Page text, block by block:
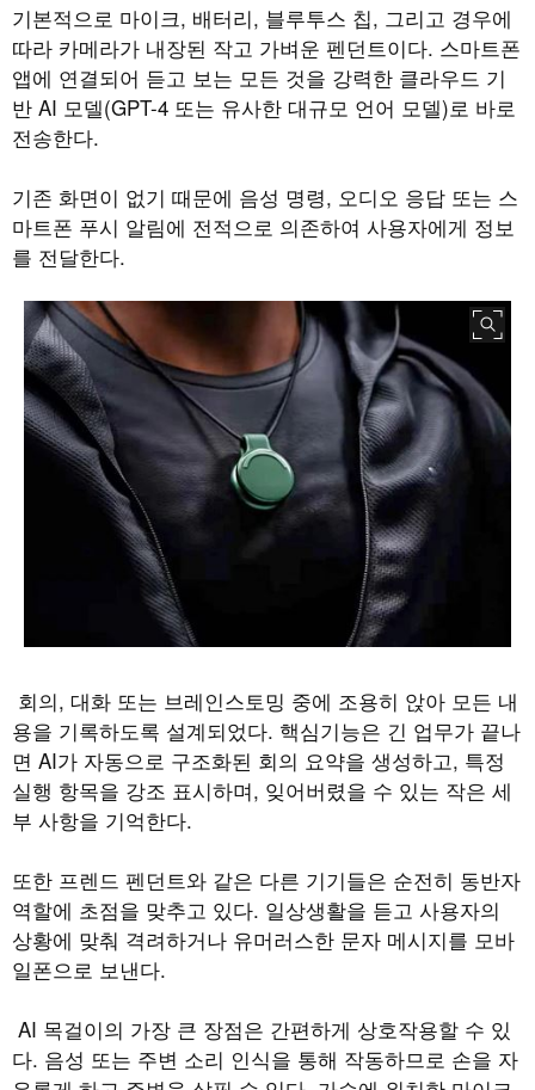
기본적으로 마이크, 배터리, 블루투스 칩, 그리고 경우에
따라 카메라가 내장된 작고 가벼운 펜던트이다. 스마트폰
앱에 연결되어 듣고 보는 모든 것을 강력한 클라우드 기
반 AI 모델(GPT-4 또는 유사한 대규모 언어 모델)로 바로
전송한다.
기존 화면이 없기 때문에 음성 명령, 오디오 응답 또는 스
마트폰 푸시 알림에 전적으로 의존하여 사용자에게 정보
를 전달한다.
회의, 대화 또는 브레인스토밍 중에 조용히 앉아 모든 내
용을 기록하도록 설계되었다. 핵심기능은 긴 업무가 끝나
면 AI가 자동으로 구조화된 회의 요약을 생성하고, 특정
실행 항목을 강조 표시하며, 잊어버렸을 수 있는 작은 세
부 사항을 기억한다.
또한 프렌드 펜던트와 같은 다른 기기들은 순전히 동반자
역할에 초점을 맞추고 있다. 일상생활을 듣고 사용자의
상황에 맞춰 격려하거나 유머러스한 문자 메시지를 모바
일폰으로 보낸다.
AI 목걸이의 가장 큰 장점은 간편하게 상호작용할 수 있
다. 음성 또는 주변 소리 인식을 통해 작동하므로 손을 자